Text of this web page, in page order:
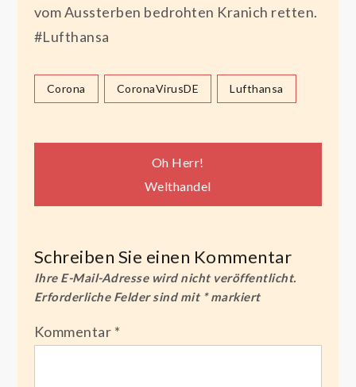
vom Aussterben bedrohten Kranich retten.
#Lufthansa
Corona CoronaVirusDE Lufthansa
Beitragsnavigation
Oh Herr!
Welthandel
Schreiben Sie einen Kommentar
Ihre E-Mail-Adresse wird nicht veröffentlicht.
Erforderliche Felder sind mit *markiert
Kommentar *